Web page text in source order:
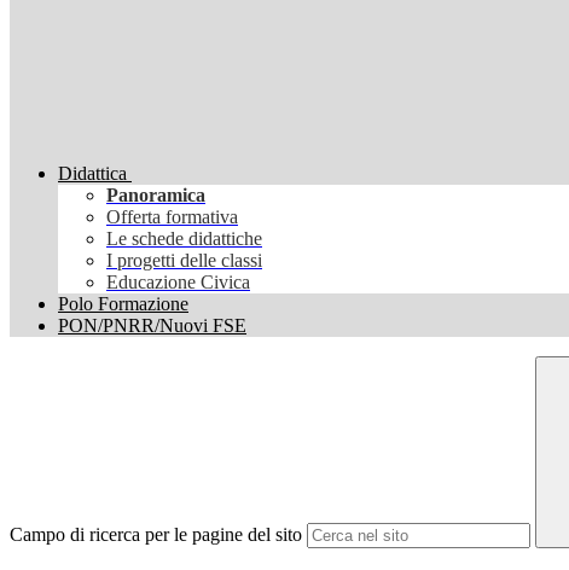
Didattica
Panoramica
Offerta formativa
Le schede didattiche
I progetti delle classi
Educazione Civica
Polo Formazione
PON/PNRR/Nuovi FSE
Campo di ricerca per le pagine del sito